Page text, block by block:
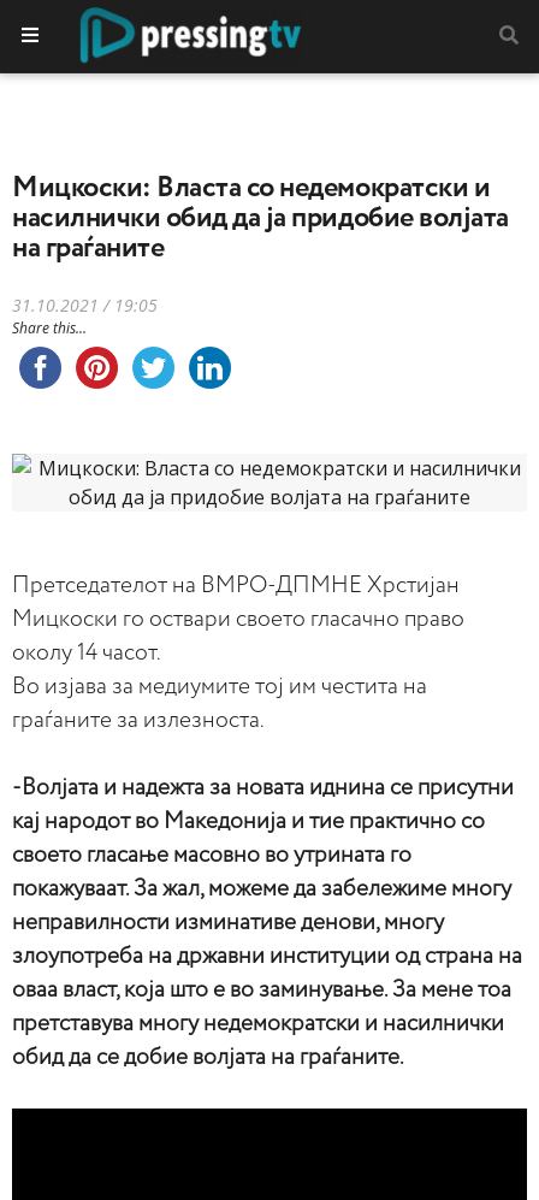
Мицкоски: Власта со недемократски и
насилнички обид да ја придобие волјата
на граѓаните
31.10.2021 / 19:05
Share this...
Претседателот на ВМРО-ДПМНЕ Хрстијан
Мицкоски го оствари своето гласачно право
околу 14 часот.
Во изјава за медиумите тој им честита на
граѓаните за излезноста.
-Волјата и надежта за новата иднина се присутни
кај народот во Македонија и тие практично со
своето гласање масовно во утрината го
покажуваат. За жал, можеме да забележиме многу
неправилности изминативе денови, многу
злоупотреба на државни институции од страна на
оваа власт, која што е во заминување. За мене тоа
претставува многу недемократски и насилнички
обид да се добие волјата на граѓаните.